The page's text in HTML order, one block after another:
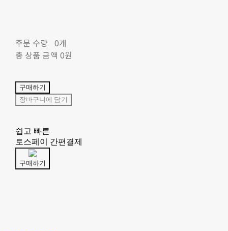
주문 수량 0개
총 상품 금액 0원
구매하기
장바구니에 담기
쉽고 빠른
토스페이 간편결제
구매하기